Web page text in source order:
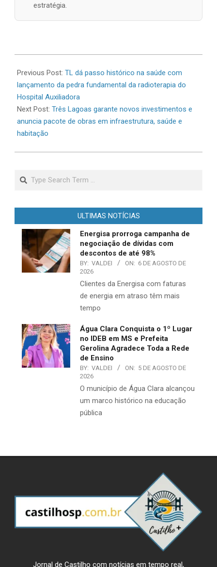
estratégia.
06-
21
Previous Post: TL dá passo histórico na saúde com
lançamento da pedra fundamental da radioterapia do
Hospital Auxiliadora
Next Post: Três Lagoas garante novos investimentos e
anuncia pacote de obras em infraestrutura, saúde e
habitação
Search
ULTIMAS NOTÍCIAS
Energisa prorroga campanha de
negociação de dívidas com
descontos de até 98%
BY: VALDEI ON: 6 DE AGOSTO DE
2026
​Clientes da Energisa com faturas
de energia em atraso têm mais
tempo
Água Clara Conquista o 1º Lugar
no IDEB em MS e Prefeita
Gerolina Agradece Toda a Rede
de Ensino
BY: VALDEI ON: 5 DE AGOSTO DE
2026
O município de Água Clara alcançou
um marco histórico na educação
pública
Jornal de Castilho com notícias em tempo real,